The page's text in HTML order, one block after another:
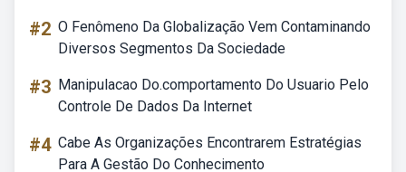
#2 O Fenômeno Da Globalização Vem Contaminando
Diversos Segmentos Da Sociedade
#3 Manipulacao Do.comportamento Do Usuario Pelo
Controle De Dados Da Internet
#4 Cabe As Organizações Encontrarem Estratégias
Para A Gestão Do Conhecimento